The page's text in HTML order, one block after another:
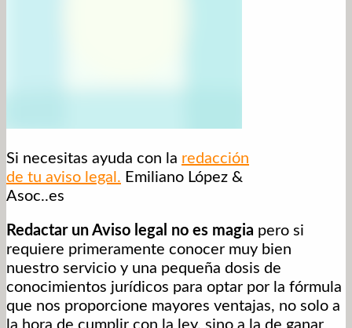
Si necesitas ayuda con la redacción
de tu aviso legal. Emiliano López &
Asoc..es
Redactar un Aviso legal no es magia pero si
requiere primeramente conocer muy bien
nuestro servicio y una pequeña dosis de
conocimientos jurídicos para optar por la fórmula
que nos proporcione mayores ventajas, no solo a
la hora de cumplir con la ley, sino a la de ganar